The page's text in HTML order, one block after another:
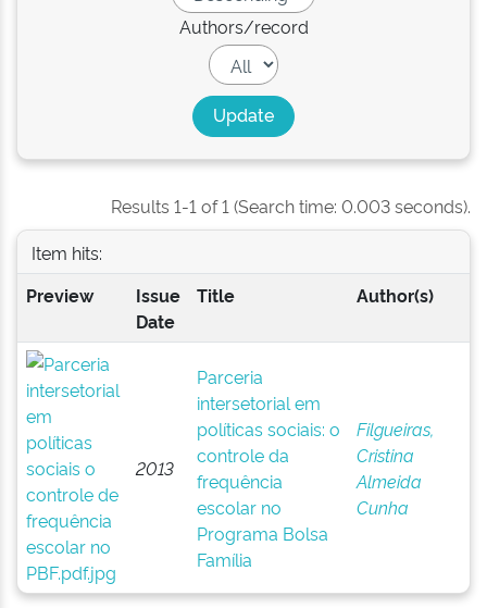
Authors/record
Results 1-1 of 1 (Search time: 0.003 seconds).
Item hits:
Preview
Issue
Date
Title Author(s)
2013
Parceria
intersetorial em
políticas sociais: o
controle da
frequência
escolar no
Programa Bolsa
Família
Filgueiras,
Cristina
Almeida
Cunha